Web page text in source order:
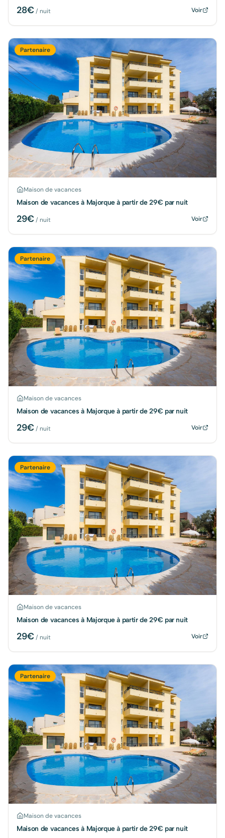
28€/ nuit Voir
Partenaire
Maison de vacances
Maison de vacances à Majorque à partir de 29€ par nuit
29€/ nuit Voir
Partenaire
Maison de vacances
Maison de vacances à Majorque à partir de 29€ par nuit
29€/ nuit Voir
Partenaire
Maison de vacances
Maison de vacances à Majorque à partir de 29€ par nuit
29€/ nuit Voir
Partenaire
Maison de vacances
Maison de vacances à Majorque à partir de 29€ par nuit